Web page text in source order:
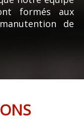
formés aux
de